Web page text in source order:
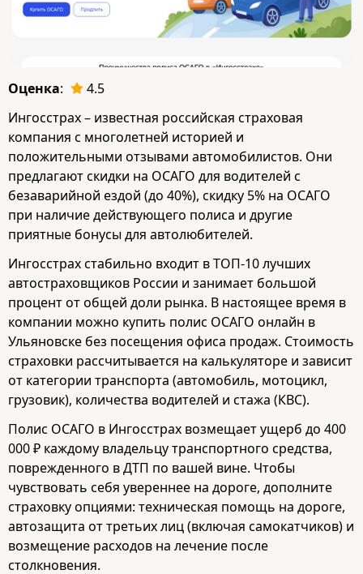
Оценка:
4.5
Ингосстрах – известная российская страховая
компания с многолетней историей и
положительными отзывами автомобилистов. Они
предлагают скидки на ОСАГО для водителей с
безаварийной ездой (до 40%), скидку 5% на ОСАГО
при наличие действующего полиса и другие
приятные бонусы для автолюбителей.
Ингосстрах стабильно входит в ТОП-10 лучших
автостраховщиков России и занимает большой
процент от общей доли рынка. В настоящее время в
компании можно купить полис ОСАГО онлайн в
Ульяновске без посещения офиса продаж. Стоимость
страховки рассчитывается на калькуляторе и зависит
от категории транспорта (автомобиль, мотоцикл,
грузовик), количества водителей и стажа (КВС).
Полис ОСАГО в Ингосстрах возмещает ущерб до 400
000 ₽ каждому владельцу транспортного средства,
поврежденного в ДТП по вашей вине. Чтобы
чувствовать себя увереннее на дороге, дополните
страховку опциями: техническая помощь на дороге,
автозащита от третьих лиц (включая самокатчиков) и
возмещение расходов на лечение после
столкновения.